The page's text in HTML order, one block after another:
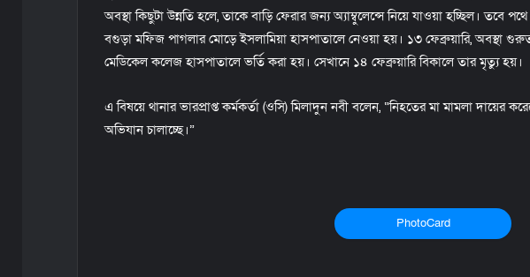
অবস্থা কিছুটা উন্নতি হলে, তাকে বাড়ি ফেরার জন্য অ্যাম্বুলেন্সে নিয়ে যাওয়া হচ্ছিল। তবে
বগুড়া মফিজ পাগলার মোড়ে ইসলামিয়া হাসপাতালে নেওয়া হয়। ১৩ ফেব্রুয়ারি, অবস্থা
মেডিকেল কলেজ হাসপাতালে ভর্তি করা হয়। সেখানে ১৪ ফেব্রুয়ারি বিকালে তার মৃত্যু হয়।
এ বিষয়ে থানার ভারপ্রাপ্ত কর্মকর্তা (ওসি) মিলাদুন নবী বলেন, “নিহতের মা মামলা দায়ের
অভিযান চালাচ্ছে।”
PhotoCard